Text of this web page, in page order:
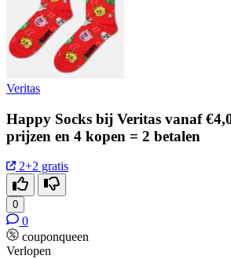
Veritas
Happy Socks bij Veritas vanaf
prijzen en 4 kopen = 2 betalen
2+2 gratis
0
0
couponqueen
Verlopen